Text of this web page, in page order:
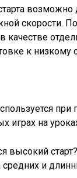
возможно
скорости.
качестве
к низкому
при
играх на
высокий
и